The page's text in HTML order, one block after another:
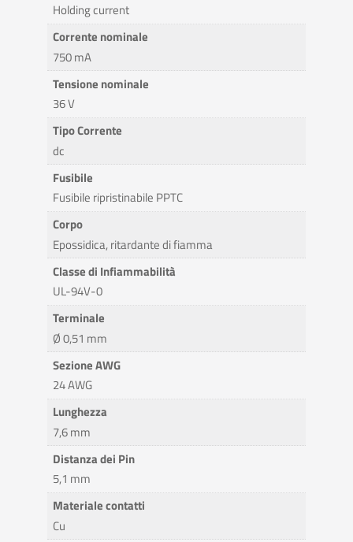
Holding current
Corrente nominale
750 mA
Tensione nominale
36 V
Tipo Corrente
dc
Fusibile
Fusibile ripristinabile PPTC
Corpo
Epossidica, ritardante di fiamma
Classe di Infiammabilità
UL-94V-0
Terminale
Ø 0,51 mm
Sezione AWG
24 AWG
Lunghezza
7,6 mm
Distanza dei Pin
5,1 mm
Materiale contatti
Cu